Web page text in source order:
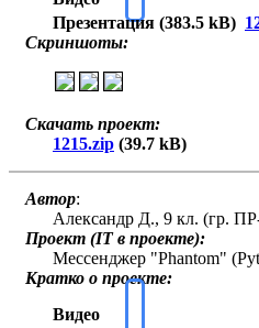
Презентация (383.5 kB)
Скриншоты:
Скачать проект:
1215.zip (39.7 kB)
Автор:
Александр Д., 9 кл. (гр.
Проект (IT в проекте):
Мессенджер "Phantom"
Кратко о проекте:
Видео